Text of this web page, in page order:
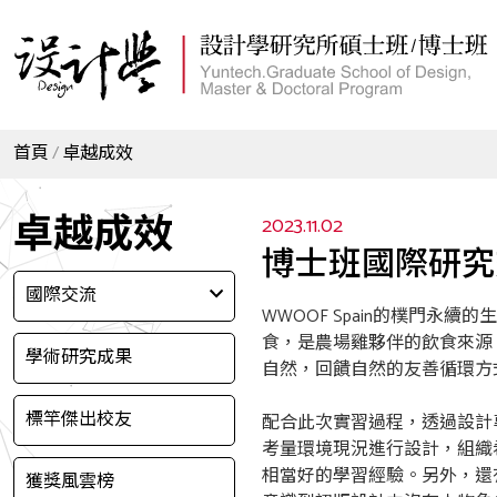
首頁 卓越成效
卓越成效
國際交流
學術研究成果
標竿傑出校友
獲獎風雲榜
2023.11.02
博士班國際研
WWOOF Spain的樸門永續
食，是農場雞夥伴的飲食來
自然，回饋自然的友善循環
配合此次實習過程，透過設
考量環境現況進行設計，組
相當好的學習經驗。另外，